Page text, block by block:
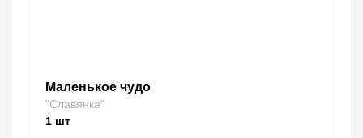
Маленькое чудо
"Славянка"
1 шт